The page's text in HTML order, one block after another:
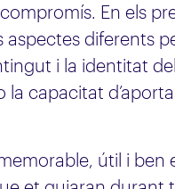
En els
diferents
i la identitat
la capacitat
útil i ben